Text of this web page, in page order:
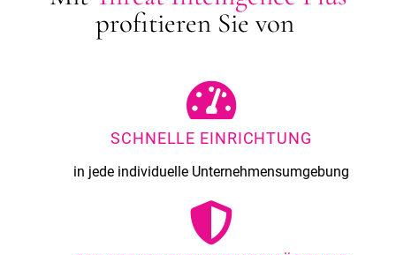
profitieren Sie von
SCHNELLE EINRICHTUNG
in jede individuelle Unternehmensumgebung